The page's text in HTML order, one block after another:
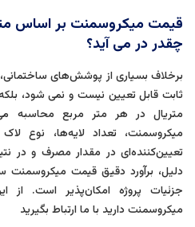
قیمت میکروسمنت بر اساس
چقدر در می آید؟
برخلاف بسیاری از پوشش‌های
ثابت قابل تعیین نیست و نمی شود،
متریال در هر متر مربع محاسبه
میکروسمنت، تعداد لایه‌ها، نوع
تعیین‌کننده‌ای در مقدار مصرف و در
دلیل، برآورد دقیق قیمت
جزئیات پروژه امکان‌پذیر است.
میکروسمنت دارید با ما ارتباط بگیرید